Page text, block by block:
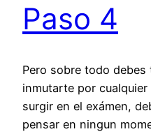
Paso 4
Pero sobre todo debes
inmutarte por
surgir en el exámen,
pensar en ningun